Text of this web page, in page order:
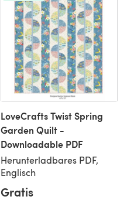
LoveCrafts Twist Spring
Garden Quilt -
Downloadable PDF
Herunterladbares PDF,
Englisch
Gratis